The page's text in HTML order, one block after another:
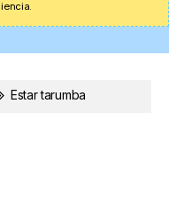
Estar tarumba